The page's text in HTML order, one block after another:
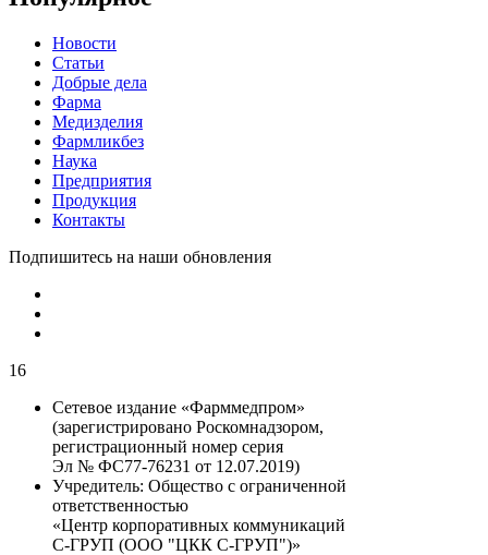
Новости
Статьи
Добрые дела
Фарма
Медизделия
Фармликбез
Наука
Предприятия
Продукция
Контакты
Подпишитесь на наши обновления
16
Сетевое издание «Фарммедпром»
(зарегистрировано Роскомнадзором,
регистрационный номер серия
Эл № ФС77-76231 от 12.07.2019)
Учредитель: Общество с ограниченной
ответственностью
«Центр корпоративных коммуникаций
С-ГРУП (ООО "ЦКК С-ГРУП")»